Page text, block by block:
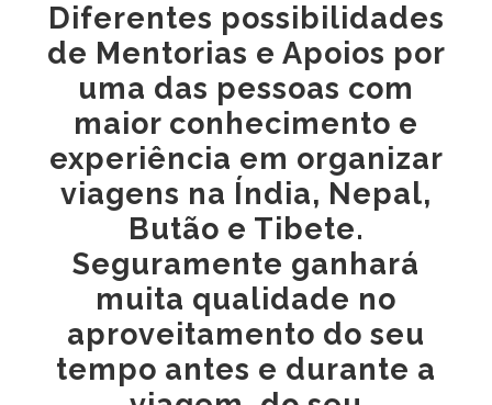
Diferentes possibilidades
de Mentorias e Apoios por
uma das pessoas com
maior conhecimento e
experiência em organizar
viagens na Índia, Nepal,
Butão e Tibete.
Seguramente ganhará
muita qualidade no
aproveitamento do seu
tempo antes e durante a